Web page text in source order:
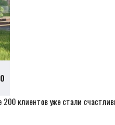
клиентов уже стали